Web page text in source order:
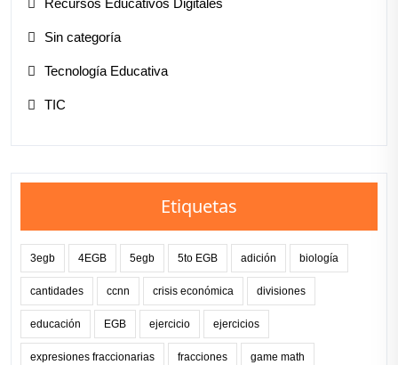
Recursos Educativos Digitales
Sin categoría
Tecnología Educativa
TIC
Etiquetas
3egb 4EGB 5egb 5to EGB adición biología
cantidades ccnn crisis económica divisiones
educación EGB ejercicio ejercicios
expresiones fraccionarias fracciones game math